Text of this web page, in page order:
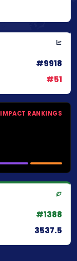
#9918
#51
IMPACT RANKINGS
#1388
3537.5